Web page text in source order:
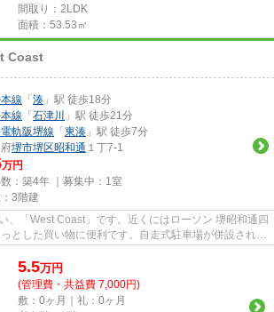
間取り：2LDK
面積：53.53㎡
Coast
線 「 湊 」駅 徒歩18分
線 「 石津川
」駅 徒歩21分
軌阪堺線 「 東湊 」駅 徒歩7分
堺市堺区昭和通 １丁7-1
万円
：築4年 ｜募集中： 1室
3階建
、「West Coast」です。近くにはローソン 堺昭和通四
とした買い物に便利です。自走式駐車場が併設された
...
5.5万円
(管理費・共益費 7,000円)
敷：0ヶ月｜礼：0ヶ月